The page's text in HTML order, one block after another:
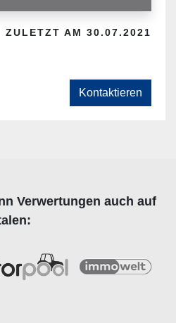
ZULETZT AM 30.07.2021
Kontaktieren
Verwertungen auch auf